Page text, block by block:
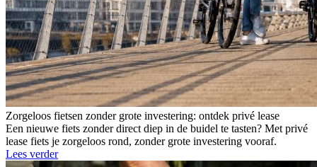
Zorgeloos fietsen zonder grote investering: ontdek privé lease
Een nieuwe fiets zonder direct diep in de buidel te tasten? Met privé
lease fiets je zorgeloos rond, zonder grote investering vooraf.
Lees verder